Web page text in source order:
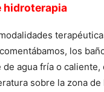
hidroterapia
los
de agua frí­a o
sobre la zona